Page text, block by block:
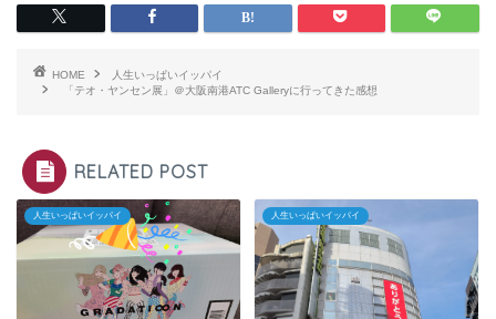
HOME
人生いっぱいイッパイ
「テオ・ヤンセン展」＠大阪南港ATC Galleryに行ってきた感想
RELATED POST
人生いっぱいイッパイ 人生いっぱいイッパイ